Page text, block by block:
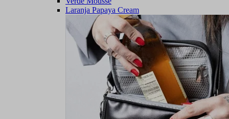
Laranja Papaya Cream